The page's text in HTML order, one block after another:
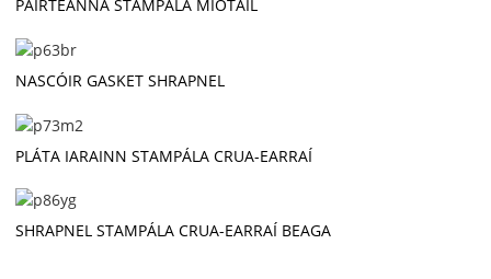
PÁIRTEANNA STAMPÁLA MIOTAIL
NASCÓIR GASKET SHRAPNEL
PLÁTA IARAINN STAMPÁLA CRUA-EARRAÍ
SHRAPNEL STAMPÁLA CRUA-EARRAÍ BEAGA